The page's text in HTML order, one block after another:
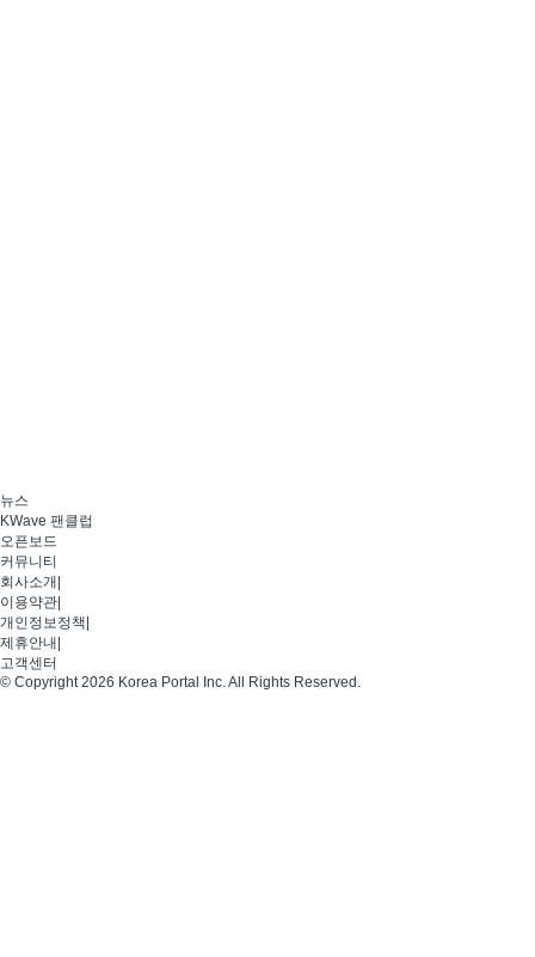
뉴스
KWave 팬클럽
오픈보드
커뮤니티
회사소개
이용약관
개인정보정책
제휴안내
고객센터
© Copyright 2026 Korea Portal Inc. All Rights Reserved.